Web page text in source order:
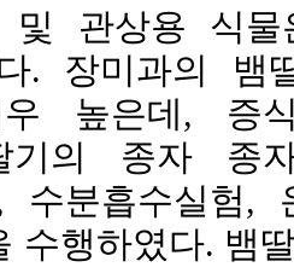
및 관상용 식
. 장미과의
우 높은데, 증
기의 종자 종
수분흡수실험,
수행하였다. 뱀